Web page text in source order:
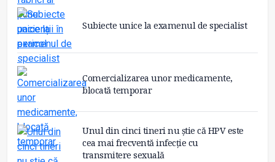
Subiecte unice la examenul de specialist
Comercializarea unor medicamente,
blocată temporar
Unul din cinci tineri nu știe că HPV este
cea mai frecventă infecție cu
transmitere sexuală